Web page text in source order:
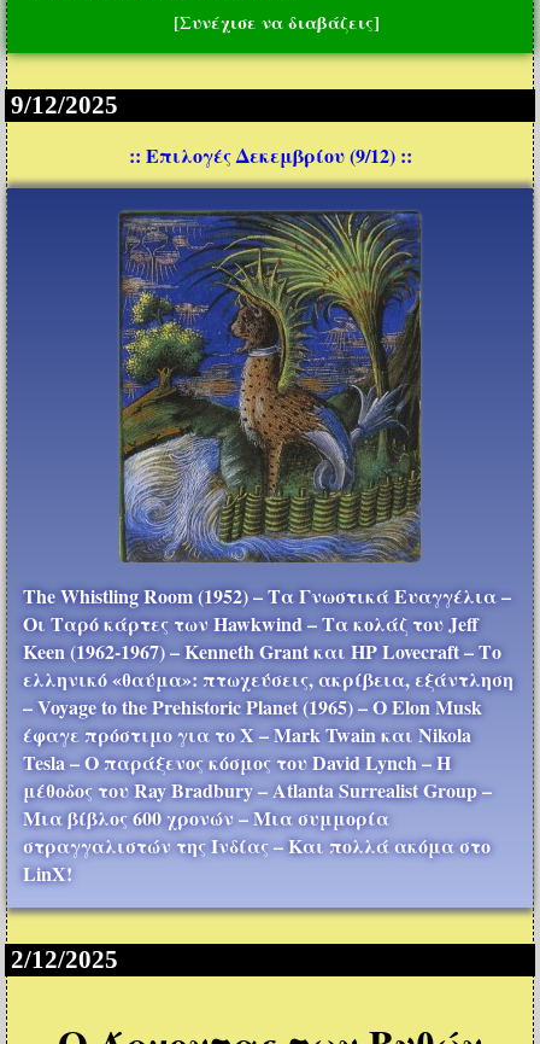
[Συνέχισε να διαβάζεις]
9/12/2025
:: Επιλογές Δεκεμβρίου (9/12) ::
The Whistling Room (1952) – Τα Γνωστικά Ευαγγέλια –
Οι Ταρό κάρτες των Hawkwind – Τα κολάζ του Jeff
Keen (1962-1967) – Kenneth Grant και HP Lovecraft – Το
ελληνικό «θαύμα»: πτωχεύσεις, ακρίβεια, εξάντληση
– Voyage to the Prehistoric Planet (1965) – Ο Elon Musk
έφαγε πρόστιμο για το X – Mark Twain και Nikola
Tesla – Ο παράξενος κόσμος του David Lynch – Η
μέθοδος του Ray Bradbury – Atlanta Surrealist Group –
Μια βίβλος 600 χρονών – Μια συμμορία
στραγγαλιστών της Ινδίας – Και πολλά ακόμα στο
LinX!
2/12/2025